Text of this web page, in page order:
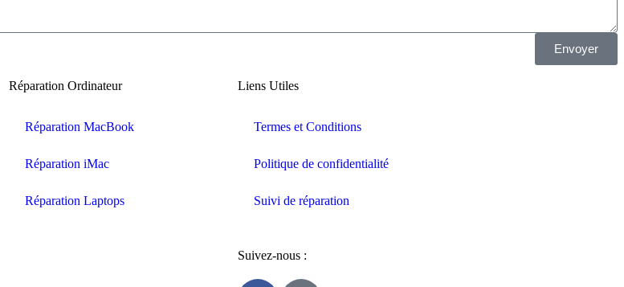
Envoyer
Réparation Ordinateur
Réparation MacBook
Réparation iMac
Réparation Laptops
Liens Utiles
Termes et Conditions
Politique de confidentialité
Suivi de réparation
Suivez-nous :